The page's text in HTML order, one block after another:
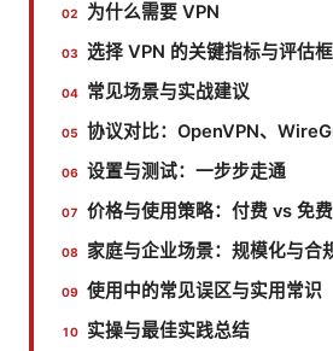
为什么需要 VPN
选择 VPN 的关键指标与评估
常见场景与实战建议
协议对比：OpenVPN、
设置与测试：一步步走通
价格与使用策略：付费 vs 免费
家庭与企业场景：规模化与合
使用中的常见误区与实用常识
实操与最佳实践总结